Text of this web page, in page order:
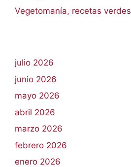
Vegetomanía, recetas verdes
julio 2026
junio 2026
mayo 2026
abril 2026
marzo 2026
febrero 2026
enero 2026